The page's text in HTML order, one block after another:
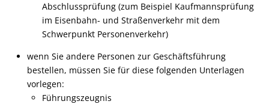
Abschlussprüfung (zum Beispiel Kaufmannsprüfung
im Eisenbahn- und Straßenverkehr mit dem
Schwerpunkt Personenverkehr)
wenn Sie andere Personen zur Geschäftsführung
bestellen, müssen Sie für diese folgenden Unterlagen
vorlegen:
Führungszeugnis